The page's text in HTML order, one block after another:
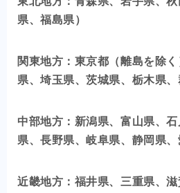
県、福島県）
関東地方：東京都（離島を除
県、埼玉県、茨城県、栃木県、
中部地方：新潟県、富山県、
県、長野県、岐阜県、静岡県
近畿地方：福井県、三重県、